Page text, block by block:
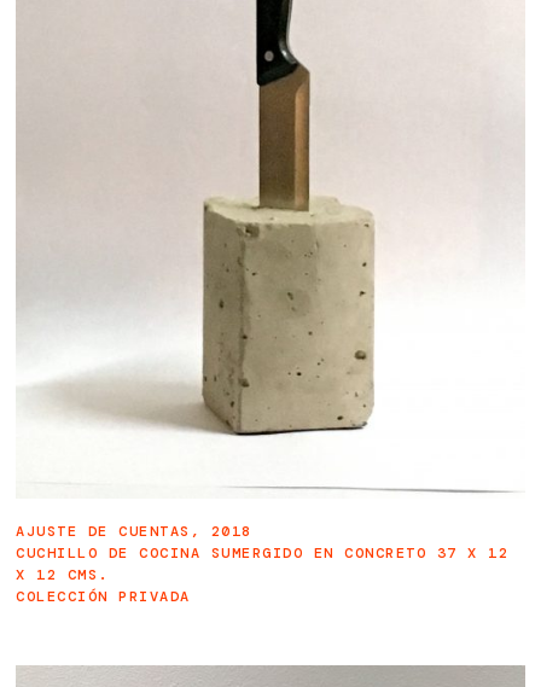
AJUSTE DE CUENTAS, 2018
CUCHILLO DE COCINA SUMERGIDO EN CONCRETO 37 X 12
X 12 CMS.
COLECCIÓN PRIVADA